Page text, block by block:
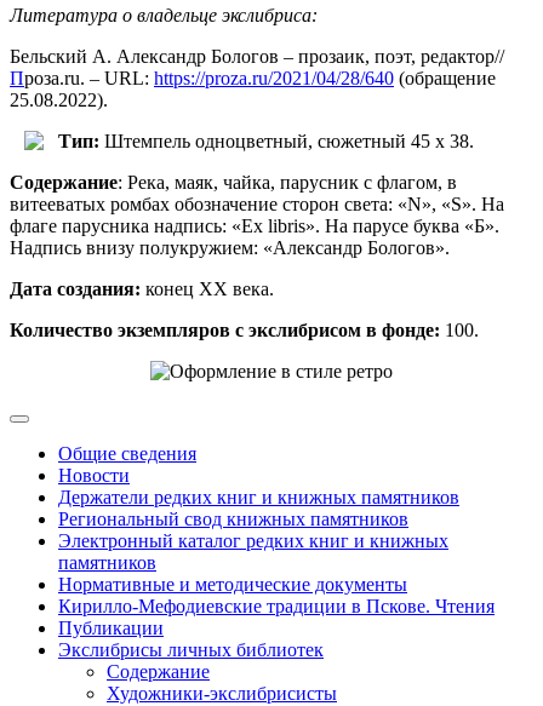
Литература о владельце экслибриса:
Бельский А. Александр Бологов – прозаик, поэт, редактор//
Проза.ru. – URL: https://proza.ru/2021/04/28/640 (обращение
25.08.2022).
Тип: Штемпель одноцветный, сюжетный 45 х 38.
Содержание: Река, маяк, чайка, парусник с флагом, в
витееватых ромбах обозначение сторон света: «N», «S». На
флаге парусника надпись: «Ex libris». На парусе буква «Б».
Надпись внизу полукружием: «Александр Бологов».
Дата создания: конец ХХ века.
Количество экземпляров с экслибрисом в фонде: 100.
Общие сведения
Новости
Держатели редких книг и книжных памятников
Региональный свод книжных памятников
Электронный каталог редких книг и книжных
памятников
Нормативные и методические документы
Кирилло-Мефодиевские традиции в Пскове. Чтения
Публикации
Экслибрисы личных библиотек
Содержание
Художники-экслибрисисты